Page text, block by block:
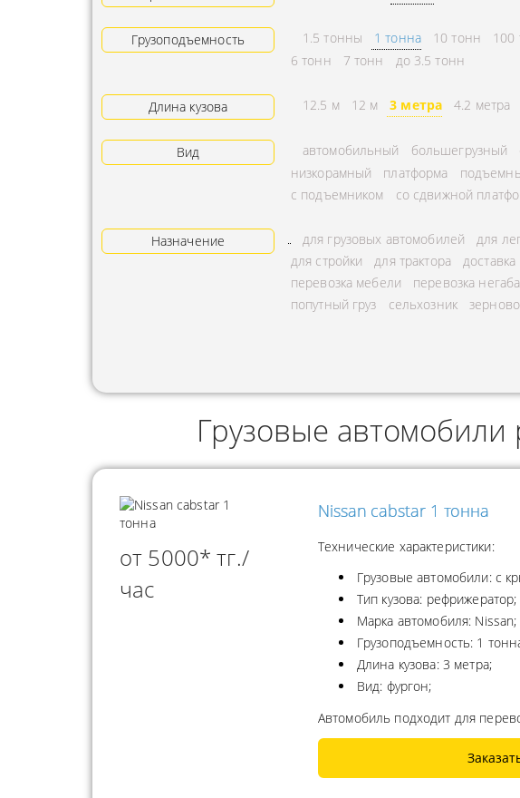
АРЕНДА ТРАКТОРА
УСЛУГИ АВТОКРАНА
АВИАПЕРЕВОЗКА
ГРУЗОПЕРЕВОЗКИ
ПЕРЕВОЗКИ
ИНДИВИДУАЛЬНЫЕ
ГРУЗОПЕРЕВОЗКИ
КОНТЕЙНЕРНЫЕ
ЭКСПЕДИТОРА
ПЕРЕВОЗКА ЩЕБНЯ
ПЕРЕВОЗКА МУКИ
РАССЧИТАТЬ РАССТОЯНИЕ
ОХРАНА ГРУЗА
ПЕРЕВОЗКА КИСЛОРОДНЫХ
БАЛЛОНОВ
ПЕРЕВОЗКА
НЕФТЕПРОДУКТОВ
Грузоподъемность 1.5 тонны 1 тонна 10 тонн 100
6 тонн
7 тонн до 3.5 тонн
Длина кузова 12.5 м 12 м 3 метра 4.2 метра
Вид автомобильный большегрузный
низкорамный
платформа
с подъемником
со сдвижной
Назначение для грузовых автомобилей для
для стройки
для трактора
перевозка мебели
перевозка
попутный груз
сельхозник
Грузовые
от 5000* тг./
час
Nissan cabstar 1 тонна
Технические характеристики:
Грузовые автомобили: с
Тип кузова: рефрижератор;
Марка автомобиля: Nissan;
Грузоподъемность: 1
Длина кузова: 3 метра;
Вид: фургон;
Автомобиль подходит для